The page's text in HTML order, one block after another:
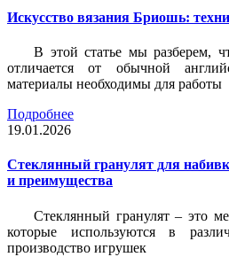
Искусство вязания Бриошь:
В этой статье мы разберем,
отличается от обычной
материалы необходимы для работы
Подробнее
19.01.2026
Стеклянный гранулят для
и преимущества
Стеклянный гранулят – это
которые используются в
производство игрушек